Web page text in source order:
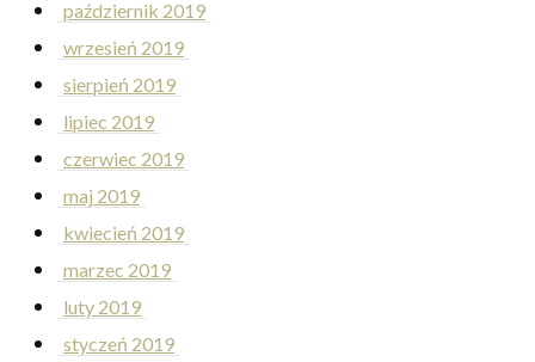
październik 2019
wrzesień 2019
sierpień 2019
lipiec 2019
czerwiec 2019
maj 2019
kwiecień 2019
marzec 2019
luty 2019
styczeń 2019